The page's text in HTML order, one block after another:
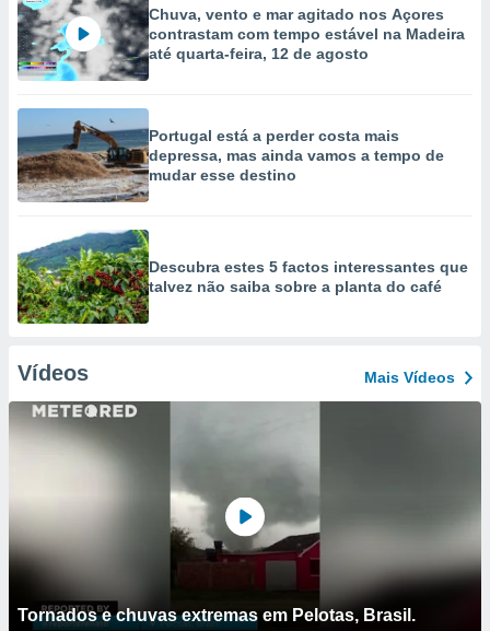
Chuva, vento e mar agitado nos Açores
contrastam com tempo estável na Madeira
até quarta-feira, 12 de agosto
Portugal está a perder costa mais
depressa, mas ainda vamos a tempo de
mudar esse destino
Descubra estes 5 factos interessantes que
talvez não saiba sobre a planta do café
Vídeos Mais Vídeos
Tornados e chuvas extremas em Pelotas, Brasil.